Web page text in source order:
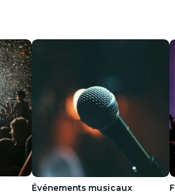
Événements musicaux